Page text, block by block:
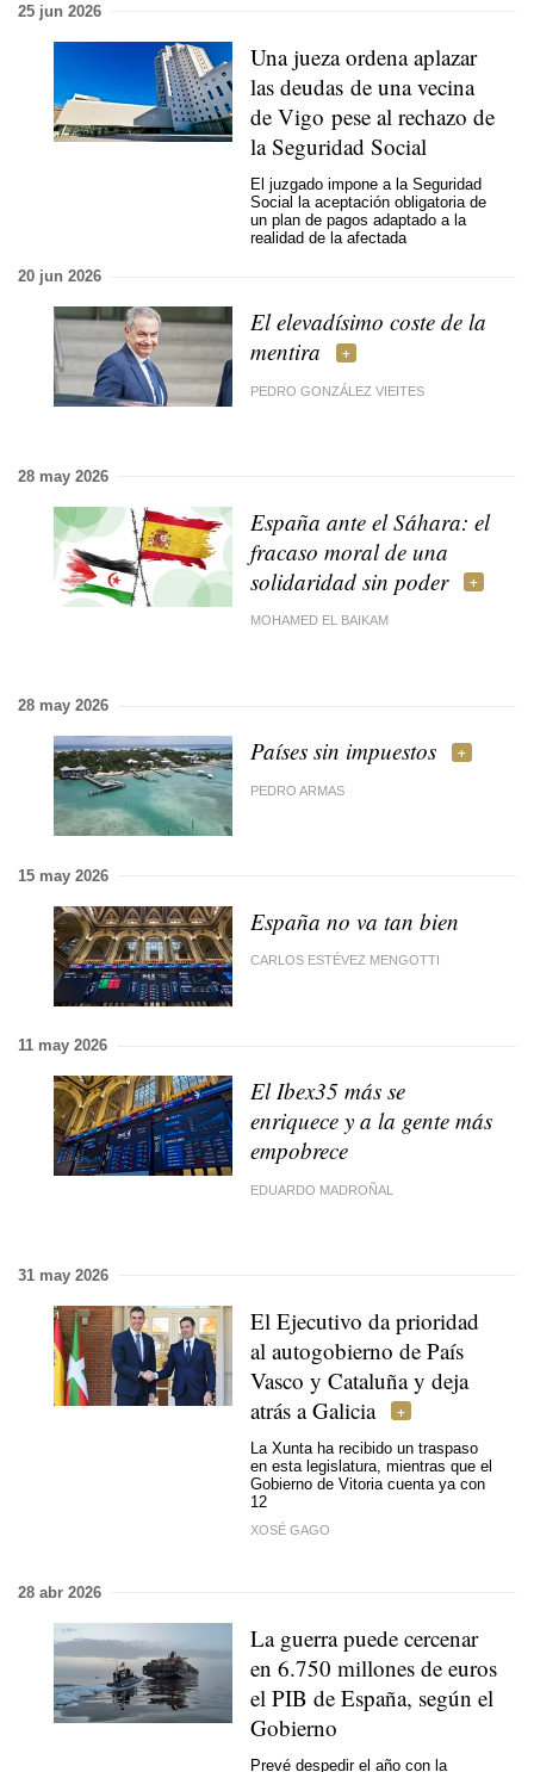
25 jun 2026
Una jueza ordena aplazar
las deudas de una vecina
de Vigo pese al rechazo de
la Seguridad Social
El juzgado impone a la Seguridad
Social la aceptación obligatoria de
un plan de pagos adaptado a la
realidad de la afectada
20 jun 2026
El elevadísimo coste de la
mentira
PEDRO GONZÁLEZ VIEITES
28 may 2026
España ante el Sáhara: el
fracaso moral de una
solidaridad sin poder
MOHAMED EL BAIKAM
28 may 2026
Países sin impuestos
PEDRO ARMAS
15 may 2026
España no va tan bien
CARLOS ESTÉVEZ MENGOTTI
11 may 2026
El Ibex35 más se
enriquece y a la gente más
empobrece
EDUARDO MADROÑAL
31 may 2026
El Ejecutivo da prioridad
al autogobierno de País
Vasco y Cataluña y deja
atrás a Galicia
La Xunta ha recibido un traspaso
en esta legislatura, mientras que el
Gobierno de Vitoria cuenta ya con
12
XOSÉ GAGO
28 abr 2026
La guerra puede cercenar
en 6.750 millones de euros
el PIB de España, según el
Gobierno
Prevé despedir el año con la